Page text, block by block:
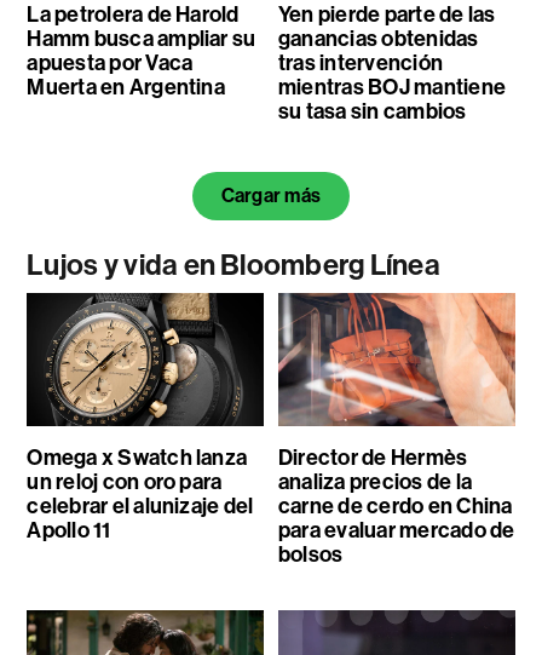
La petrolera de Harold
Hamm busca ampliar su
apuesta por Vaca
Muerta en Argentina
Yen pierde parte de las
ganancias obtenidas
tras intervención
mientras BOJ mantiene
su tasa sin cambios
Cargar más
Lujos y vida en Bloomberg Línea
Omega x Swatch lanza
un reloj con oro para
celebrar el alunizaje del
Apollo 11
Director de Hermès
analiza precios de la
carne de cerdo en China
para evaluar mercado de
bolsos